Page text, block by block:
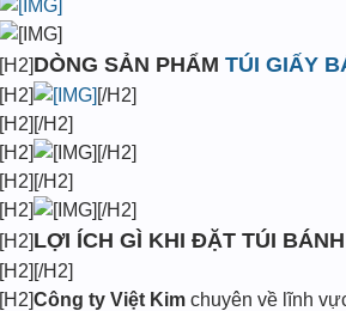
[H2]DÒNG SẢN PHẨM TÚI GIẤY
[H2]
[/H2]
[H2][/H2]
[H2]
[/H2]
[H2][/H2]
[H2]
[/H2]
[H2]LỢI ÍCH GÌ KHI ĐẶT TÚI
[H2][/H2]
[H2]Công ty Việt Kim chuyên về lĩnh